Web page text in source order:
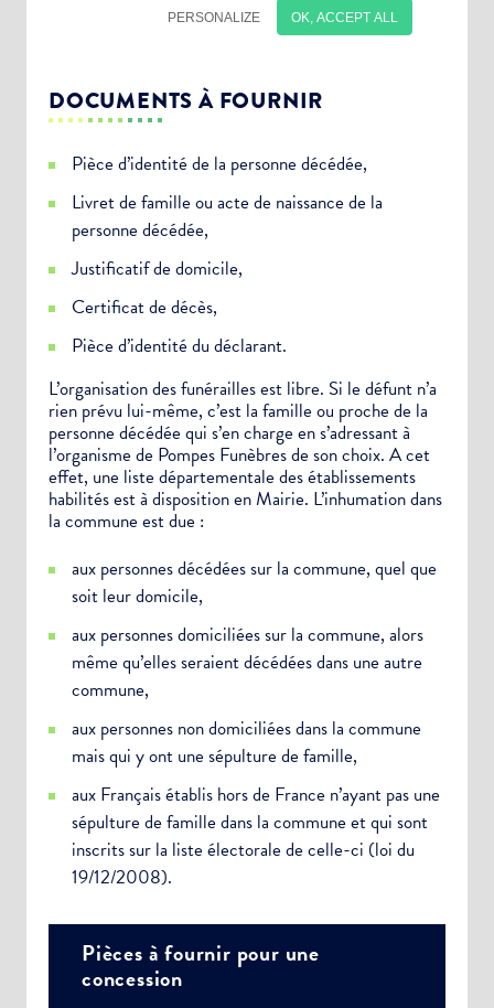
DOCUMENTS À FOURNIR
Pièce d’identité de la personne décédée,
Livret de famille ou acte de naissance de la
personne décédée,
Justificatif de domicile,
Certificat de décès,
Pièce d’identité du déclarant.
L’organisation des funérailles est libre. Si le défunt n’a
rien prévu lui-même, c’est la famille ou proche de la
personne décédée qui s’en charge en s’adressant à
l’organisme de Pompes Funèbres de son choix. A cet
effet, une liste départementale des établissements
habilités est à disposition en Mairie. L’inhumation dans
la commune est due :
aux personnes décédées sur la commune, quel que
soit leur domicile,
aux personnes domiciliées sur la commune, alors
même qu’elles seraient décédées dans une autre
commune,
aux personnes non domiciliées dans la commune
mais qui y ont une sépulture de famille,
aux Français établis hors de France n’ayant pas une
sépulture de famille dans la commune et qui sont
inscrits sur la liste électorale de celle-ci (loi du
19/12/2008).
Pièces à fournir pour une
concession
Choisissez votre abonnement :
Alertes Mail
Newsletter Culture
Newsletter Sport et Vie associative